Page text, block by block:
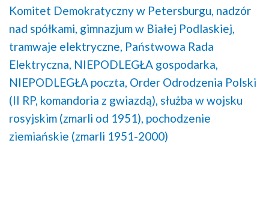
Komitet Demokratyczny w Petersburgu, nadzór
nad spółkami, gimnazjum w Białej Podlaskiej,
tramwaje elektryczne, Państwowa Rada
Elektryczna, NIEPODLEGŁA gospodarka,
NIEPODLEGŁA poczta, Order Odrodzenia Polski
(II RP, komandoria z gwiazdą), służba w wojsku
rosyjskim (zmarli od 1951), pochodzenie
ziemiańskie (zmarli 1951-2000)